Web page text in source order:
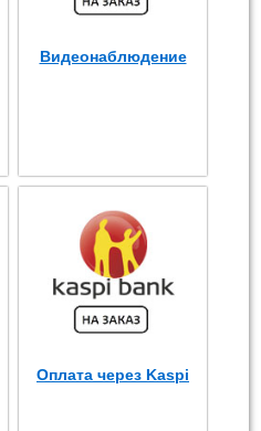
Видеонаблюдение
Оплата через Kaspi